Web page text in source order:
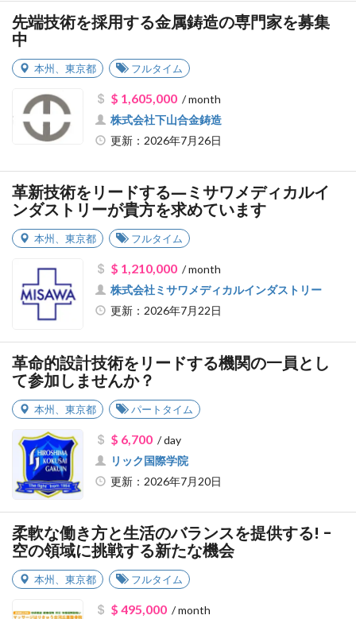
先端技術を採用する金属鋳造の専門家を募集
中
本州 東京都 フルタイム
$ 1,605,000/ month
株式会社下山合金鋳造
更新：2026年7月26日
革新技術をリードする―ミサワメディカルイ
ンダストリーが貴方を求めています
本州 東京都 フルタイム
$ 1,210,000/ month
株式会社ミサワメディカルインダストリー
更新：2026年7月22日
革命的設計技術をリードする機関の一員とし
て参加しませんか？
本州 東京都 パートタイム
$ 6,700/ day
リック国際学院
更新：2026年7月20日
柔軟な働き方と生活のバランスを提供する! -
空の領域に挑戦する新たな機会
本州 東京都 フルタイム
$ 495,000/ month